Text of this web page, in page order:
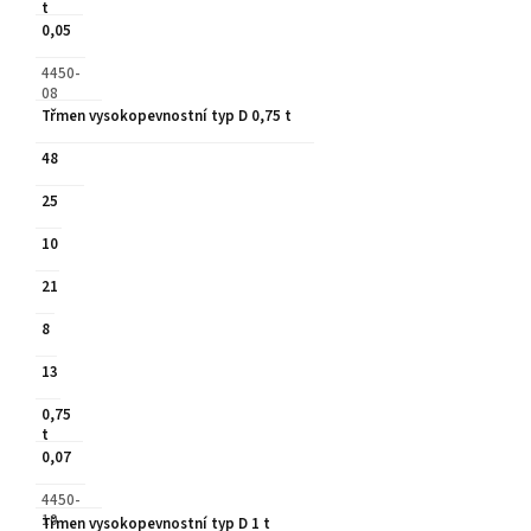
t
0,05
4450-
08
Třmen vysokopevnostní typ D 0,75 t
48
25
10
21
8
13
0,75
t
0,07
4450-
10
Třmen vysokopevnostní typ D 1 t